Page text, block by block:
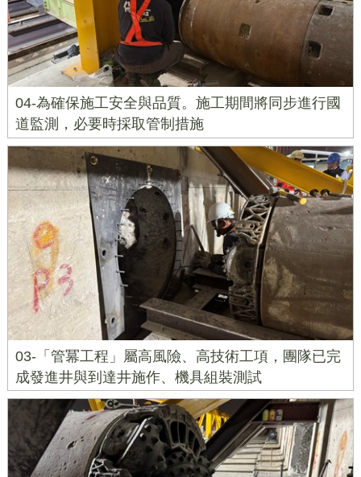
04-為確保施工安全與品質。施工期間將同步進行國
道監測，必要時採取管制措施
03-「管冪工程」屬高風險、高技術工項，團隊已完
成發進井與到達井施作、機具組裝測試